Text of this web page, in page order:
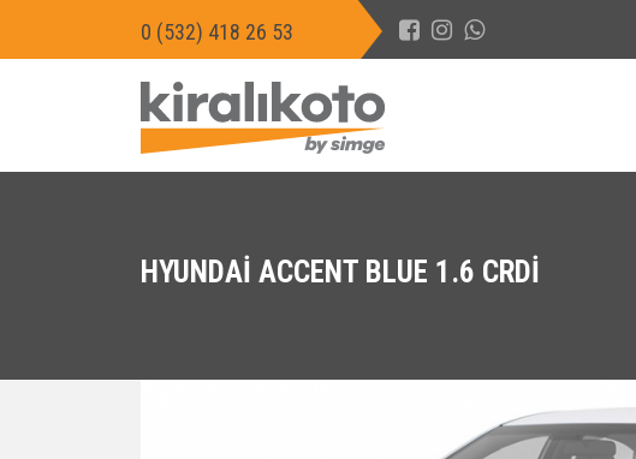
0 (532) 418 26 53
HYUNDAI ACCENT BLUE 1.6 CRDI